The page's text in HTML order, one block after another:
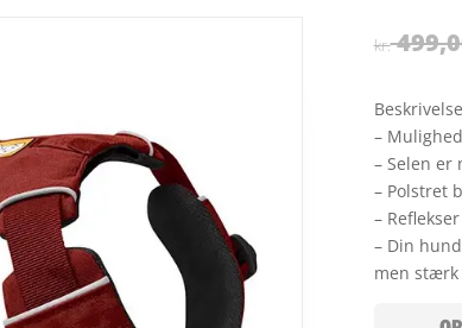
kr.
–
– Selen er
– Polstret
–
– Din
men